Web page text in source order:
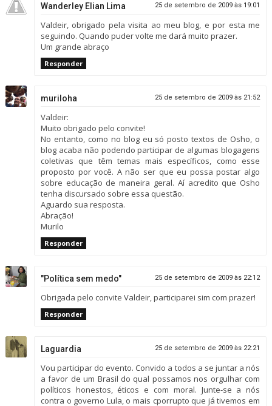
Wanderley Elian Lima 25 de setembro de 2009 às 19:01
Valdeir, obrigado pela visita ao meu blog, e por esta me
seguindo. Quando puder volte me dará muito prazer.
Um grande abraço
Responder
muriloha 25 de setembro de 2009 às 21:52
Valdeir:
Muito obrigado pelo convite!
No entanto, como no blog eu só posto textos de Osho, o
blog acaba não podendo participar de algumas blogagens
coletivas que têm temas mais específicos, como esse
proposto por você. A não ser que eu possa postar algo
sobre educação de maneira geral. Aí acredito que Osho
tenha discursado sobre essa questão.
Aguardo sua resposta.
Abração!
Murilo
Responder
"Política sem medo" 25 de setembro de 2009 às 22:12
Obrigada pelo convite Valdeir, participarei sim com prazer!
Responder
Laguardia 25 de setembro de 2009 às 22:21
Vou participar do evento. Convido a todos a se juntar a nós
a favor de um Brasil do qual possamos nos orgulhar com
políticos honestos, éticos e com moral. Junte-se a nós
contra o governo Lula, o mais cporrupto que já tivemos em